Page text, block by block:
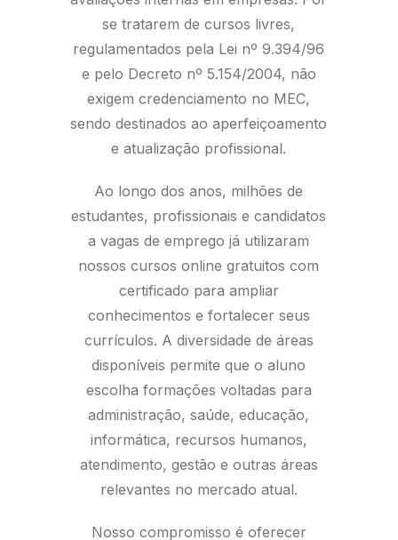
se tratarem de cursos livres,
regulamentados pela Lei nº 9.394/96
e pelo Decreto nº 5.154/2004, não
exigem credenciamento no MEC,
sendo destinados ao aperfeiçoamento
e atualização profissional.
Ao longo dos anos, milhões de
estudantes, profissionais e candidatos
a vagas de emprego já utilizaram
nossos cursos online gratuitos com
certificado para ampliar
conhecimentos e fortalecer seus
currículos. A diversidade de áreas
disponíveis permite que o aluno
escolha formações voltadas para
administração, saúde, educação,
informática, recursos humanos,
atendimento, gestão e outras áreas
relevantes no mercado atual.
Nosso compromisso é oferecer